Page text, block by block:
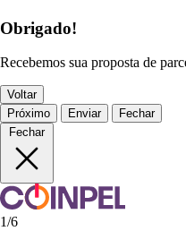
Obrigado!
Recebemos sua proposta de
Voltar
Próximo
Enviar
Fechar
Fechar
1/6